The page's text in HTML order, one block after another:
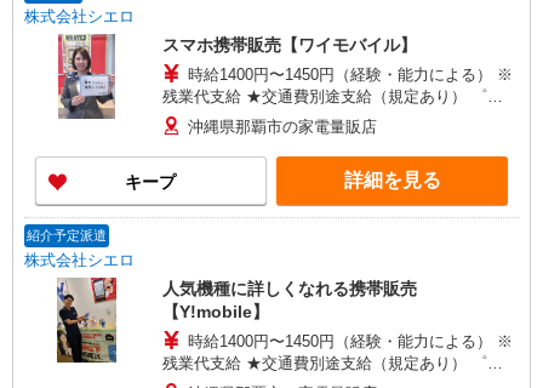
株式会社シエロ
スマホ携帯販売【ワイモバイル】
時給1400円〜1450円（経験・能力による） ※
残業代支給 ★交通費別途支給（規定あり） ゜
+゜・。○。・゜+゜・。○。・゜+゜ 入社祝い金10
万円支給(規定有) お友達を紹介頂くと, インセンテ
ィブ支給(規定有) ★月2回払い・週払い可能（規程
有）★ ゜・。○。・゜+゜・。○。・゜+゜
沖縄県那覇市の家電量販店
キープ 詳細を見る
紹介予定派遣
株式会社シエロ
人気機種に詳しくなれる携帯販売
【Y!mobile】
時給1400円〜1450円（経験・能力による） ※
残業代支給 ★交通費別途支給（規定あり） ゜